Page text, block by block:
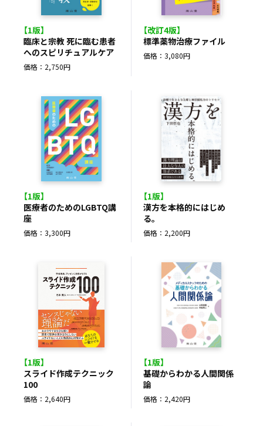
【1版】
臨床と宗教 死に臨む患者
へのスピリチュアルケア
価格：2,750円
【改訂4版】
標準薬物治療ファイル
価格：3,080円
【1版】
医療者のためのLGBTQ講
座
価格：3,300円
【1版】
漢方を本格的にはじめ
る。
価格：2,200円
【1版】
スライド作成テクニック
100
価格：2,640円
【1版】
基礎からわかる人間関係
論
価格：2,420円